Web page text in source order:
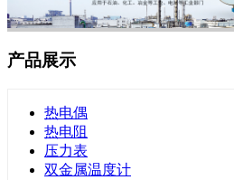
产品展示
热电偶
热电阻
压力表
双金属温度计